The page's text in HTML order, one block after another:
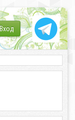
Вход